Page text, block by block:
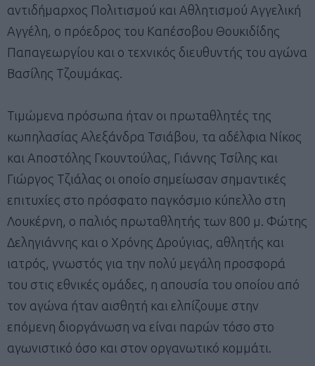
αντιδήμαρχος Πολιτισμού και Αθλητισμού Αγγελική
Αγγέλη, ο πρόεδρος του Καπέσοβου Θουκιδίδης
Παπαγεωργίου και ο τεχνικός διευθυντής του αγώνα
Βασίλης Τζουμάκας.
Τιμώμενα πρόσωπα ήταν οι πρωταθλητές της
κωπηλασίας Αλεξάνδρα Τσιάβου, τα αδέλφια Νίκος
και Αποστόλης Γκουντούλας, Γιάννης Τσίλης και
Γιώργος Τζιάλας οι οποίο σημείωσαν σημαντικές
επιτυχίες στο πρόσφατο παγκόσμιο κύπελλο στη
Λουκέρνη, ο παλιός πρωταθλητής των 800 μ. Φώτης
Δεληγιάννης και o Χρόνης Δρούγιας, αθλητής και
ιατρός, γνωστός για την πολύ μεγάλη προσφορά
του στις εθνικές ομάδες, η απουσία του οποίου από
τον αγώνα ήταν αισθητή και ελπίζουμε στην
επόμενη διοργάνωση να είναι παρών τόσο στο
αγωνιστικό όσο και στον οργανωτικό κομμάτι.